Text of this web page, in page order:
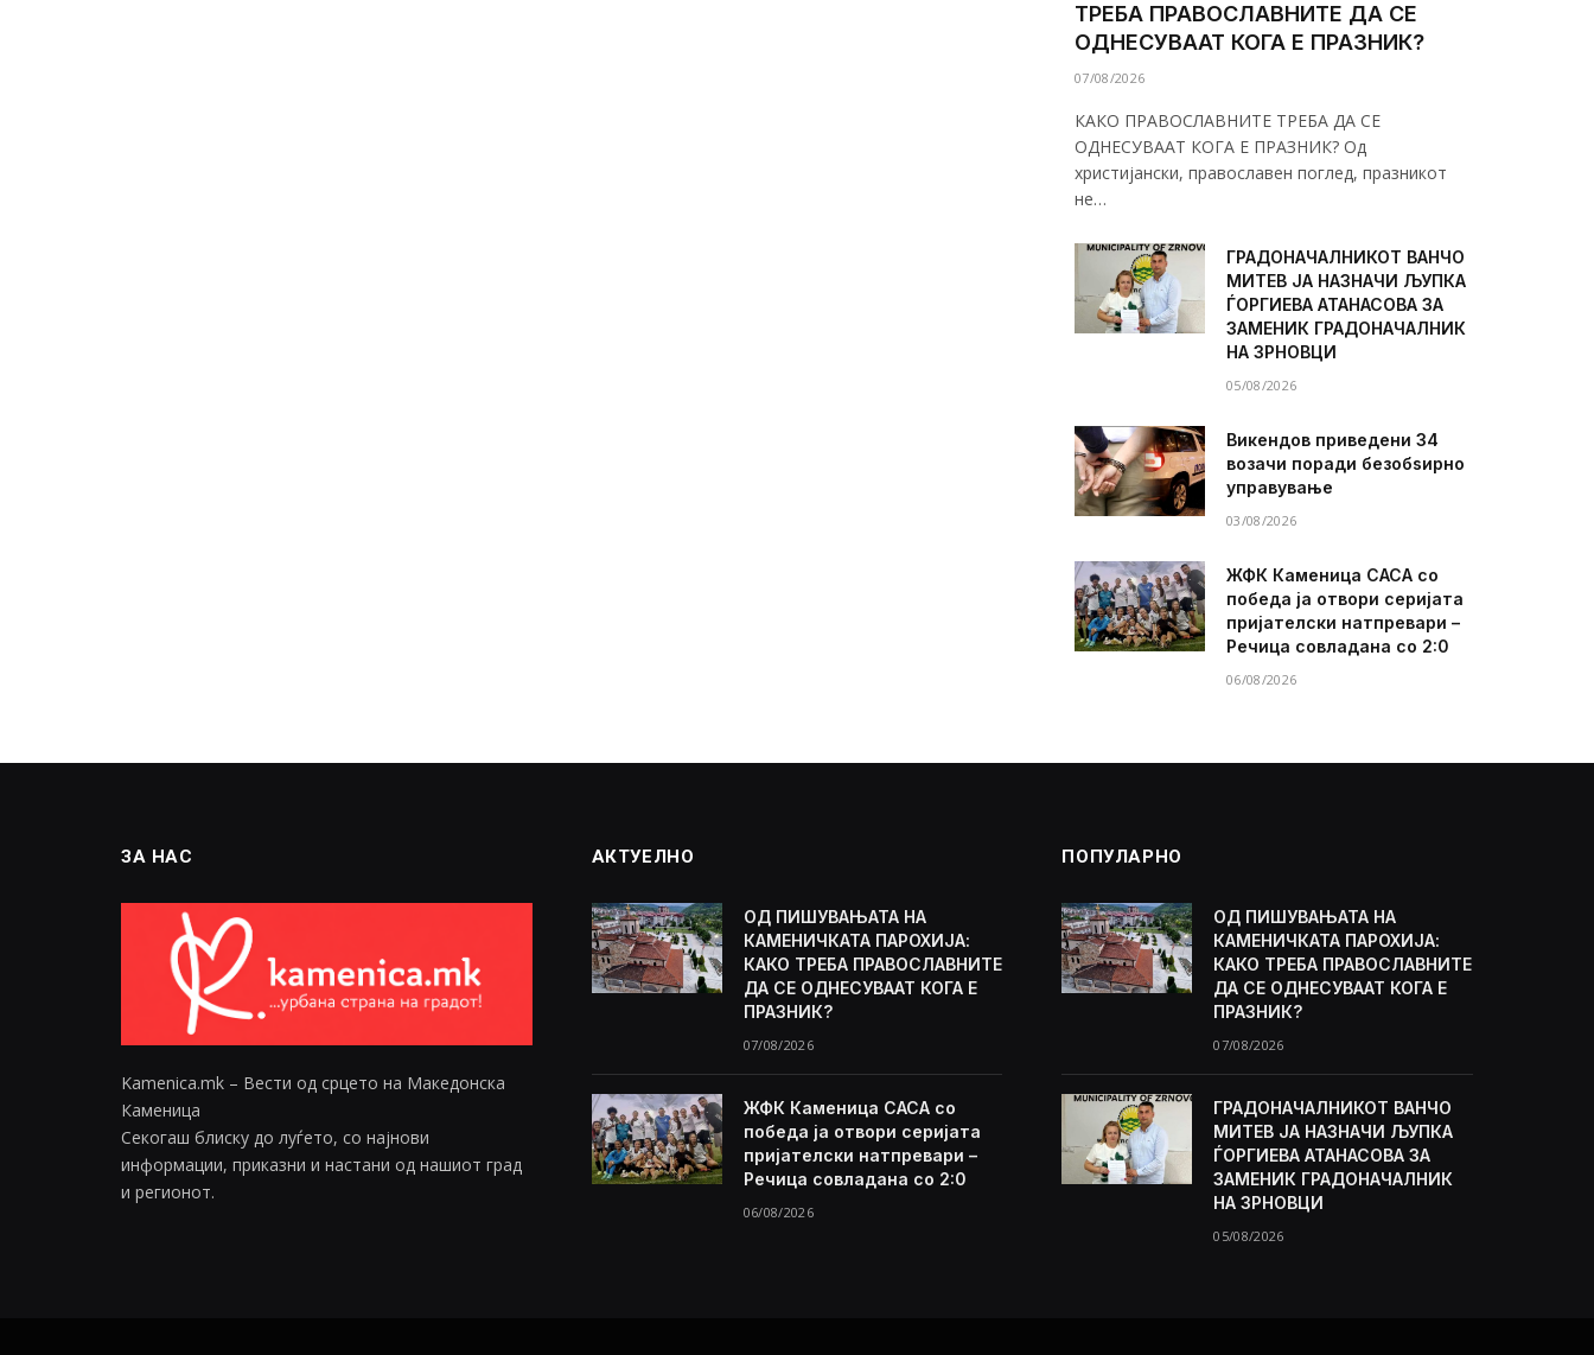
ТРЕБА ПРАВОСЛАВНИТЕ ДА СЕ
ОДНЕСУВААТ КОГА Е ПРАЗНИК?
07/08/2026
КАКО ПРАВОСЛАВНИТЕ ТРЕБА ДА СЕ
ОДНЕСУВААТ КОГА Е ПРАЗНИК? Од
христијански, православен поглед, празникот
не…
ГРАДОНАЧАЛНИКОТ ВАНЧО
МИТЕВ ЈА НАЗНАЧИ ЉУПКА
ЃОРГИЕВА АТАНАСОВА ЗА
ЗАМЕНИК ГРАДОНАЧАЛНИК
НА ЗРНОВЦИ
05/08/2026
Викендов приведени 34
возачи поради безобѕирно
управување
03/08/2026
ЖФК Каменица САСА со
победа ја отвори серијата
пријателски натпревари –
Речица совладана со 2:0
06/08/2026
ЗА НАС
Kamenica.mk – Вести од срцето на Македонска
Каменица
Секогаш блиску до луѓето, со најнови
информации, приказни и настани од нашиот град
и регионот.
АКТУЕЛНО
ОД ПИШУВАЊАТА НА
КАМЕНИЧКАТА ПАРОХИЈА:
КАКО ТРЕБА ПРАВОСЛАВНИТЕ
ДА СЕ ОДНЕСУВААТ КОГА Е
ПРАЗНИК?
07/08/2026
ЖФК Каменица САСА со
победа ја отвори серијата
пријателски натпревари –
Речица совладана со 2:0
06/08/2026
ПОПУЛАРНО
ОД ПИШУВАЊАТА НА
КАМЕНИЧКАТА ПАРОХИЈА:
КАКО ТРЕБА ПРАВОСЛАВНИТЕ
ДА СЕ ОДНЕСУВААТ КОГА Е
ПРАЗНИК?
07/08/2026
ГРАДОНАЧАЛНИКОТ ВАНЧО
МИТЕВ ЈА НАЗНАЧИ ЉУПКА
ЃОРГИЕВА АТАНАСОВА ЗА
ЗАМЕНИК ГРАДОНАЧАЛНИК
НА ЗРНОВЦИ
05/08/2026